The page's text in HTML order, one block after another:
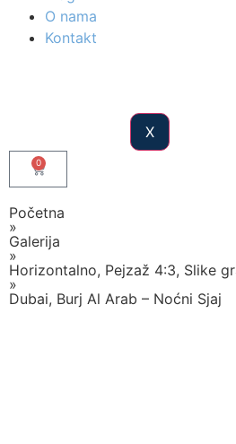
O nama
Kontakt
X
0
Početna
»
Galerija
»
Horizontalno, Pejzaž 4:3, Slike
»
Dubai, Burj Al Arab – Noćni Sjaj